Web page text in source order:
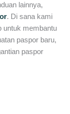
lainnya,
. Di sana kami
untuk membantu
paspor baru,
paspor